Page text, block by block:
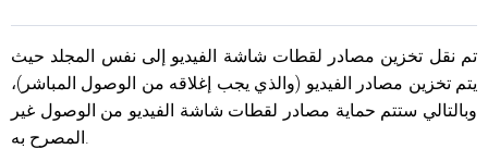
تم نقل تخزين مصادر لقطات شاشة الفيديو إلى نفس المجلد حيث
يتم تخزين مصادر الفيديو (والذي يجب إغلاقه من الوصول المباشر)،
وبالتالي ستتم حماية مصادر لقطات شاشة الفيديو من الوصول غير
المصرح به.